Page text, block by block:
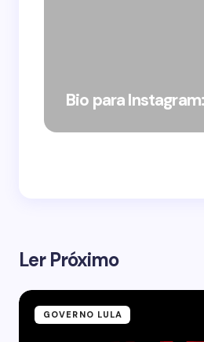
Bio para
Ler Próximo
GOVERNO LULA